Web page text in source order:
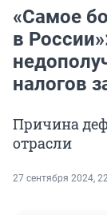
«Самое
в
налогов
Причина
отрасли
27 сентября 2024,